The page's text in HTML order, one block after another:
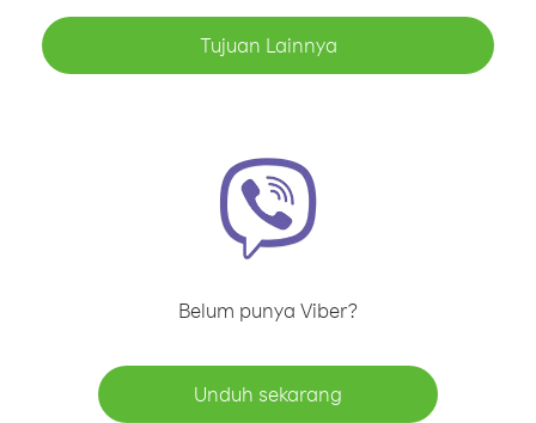
Tujuan Lainnya
Belum punya Viber?
Unduh sekarang